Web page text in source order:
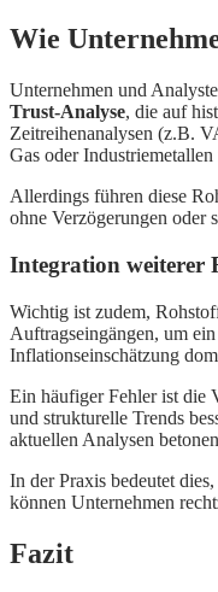
Wie
Unternehmen und
Trust-Analyse, die auf
Zeitreihenanalysen (z.B.
Gas oder
Allerdings führen diese
ohne Verzögerungen oder
Integration weiterer
Wichtig ist zudem,
Auftragseingängen, um
Inflationseinschätzung
Ein häufiger Fehler ist die
und strukturelle Trends
aktuellen Analysen
In der Praxis bedeutet
können Unternehmen
Fazit